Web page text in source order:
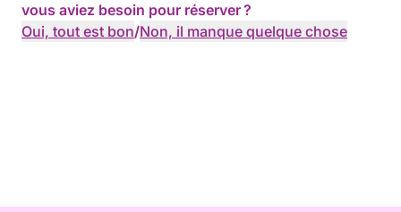
vous aviez besoin pour réserver ?
Oui, tout est bon/Non, il manque quelque chose